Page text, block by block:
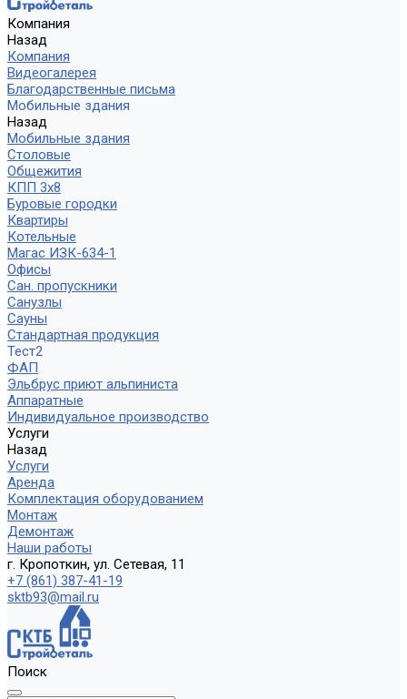
Компания
Назад
Компания
Видеогалерея
Благодарственные письма
Мобильные здания
Назад
Мобильные здания
Столовые
Общежития
КПП 3х8
Буровые городки
Квартиры
Котельные
Магас ИЗК-634-1
Офисы
Сан. пропускники
Санузлы
Сауны
Стандартная продукция
Тест2
ФАП
Эльбрус приют альпиниста
Аппаратные
Индивидуальное производство
Услуги
Назад
Услуги
Аренда
Комплектация оборудованием
Монтаж
Демонтаж
Наши работы
г. Кропоткин, ул. Сетевая, 11
+7 (861) 387-41-19
sktb93@mail.ru
Поиск